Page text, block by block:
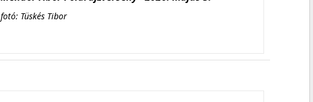
fotó: Tüskés Tibor